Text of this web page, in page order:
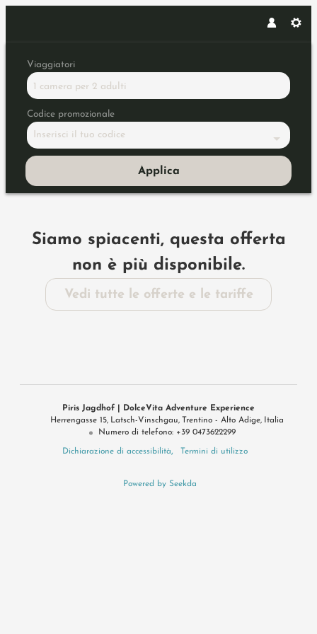
Viaggiatori
1 camera per 2 adulti
Codice promozionale
Inserisci il tuo codice
Applica
Dettagli dell'offerta
Siamo spiacenti, questa offerta
non è più disponibile.
Vedi tutte le offerte e le tariffe
Piris Jagdhof | DolceVita Adventure Experience
Herrengasse 15 Latsch-Vinschgau Trentino - Alto Adige
Italia
Numero di telefono: +39 0473622299
Dichiarazione di accessibilità Termini di utilizzo
Powered by Seekda